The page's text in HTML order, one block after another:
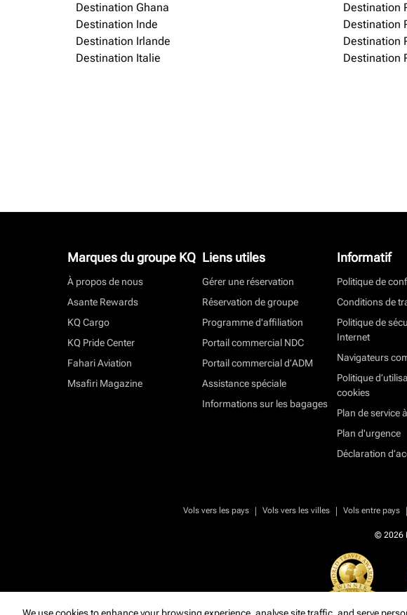
Destination Ghana
Destination Inde
Destination Irlande
Destination Italie
Destination
Destination
Destination
Destination
Marques du groupe KQ
À propos de nous
Asante Rewards
KQ Cargo
KQ Pride Center
Fahari Aviation
Msafiri Magazine
Liens utiles
Gérer une réservation
Réservation de groupe
Programme d'affiliation
Portail commercial NDC
Portail commercial d’ADM
Assistance spéciale
Informations sur les bagages
Informatif
Politique de
Conditions de
Politique de
Internet
Navigateurs
Politique
cookies
Plan de service
Plan d'urgence
Déclaration
Vols vers les pays | Vols vers les villes | Vols entre pays |
© 2026